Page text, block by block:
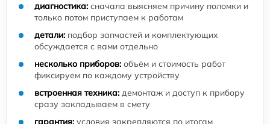
диагностика: сначала выясняем причину поломки и
только потом приступаем к работам
детали: подбор запчастей и комплектующих
обсуждается с вами отдельно
несколько приборов: объём и стоимость работ
фиксируем по каждому устройству
встроенная техника: демонтаж и доступ к прибору
сразу закладываем в смету
гарантия: условия закрепляются по итогам